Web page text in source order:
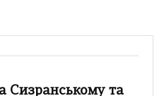
Сизранському та